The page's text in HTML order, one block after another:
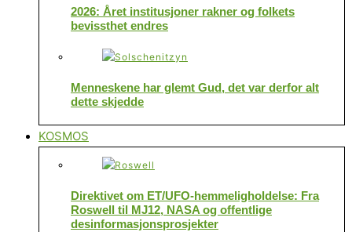
2026: Året institusjoner rakner og folkets
bevissthet endres
Menneskene har glemt Gud, det var derfor alt
dette skjedde
KOSMOS
Direktivet om ET/UFO-hemmeligholdelse: Fra
Roswell til MJ12, NASA og offentlige
desinformasjonsprosjekter